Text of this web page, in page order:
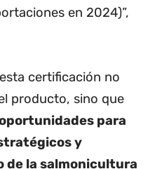
en 2024)”,
certificación no
producto, sino que
para
y
de la salmonicultura